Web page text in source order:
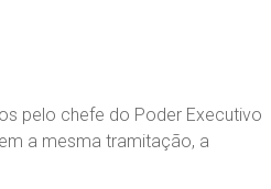
pelo chefe do Poder Executivo
a mesma tramitação, a